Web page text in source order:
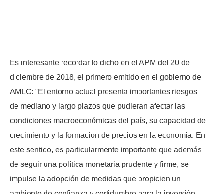
Es interesante recordar lo dicho en el APM del 20 de
diciembre de 2018, el primero emitido en el gobierno de
AMLO: “El entorno actual presenta importantes riesgos
de mediano y largo plazos que pudieran afectar las
condiciones macroeconómicas del país, su capacidad de
crecimiento y la formación de precios en la economía. En
este sentido, es particularmente importante que además
de seguir una política monetaria prudente y firme, se
impulse la adopción de medidas que propicien un